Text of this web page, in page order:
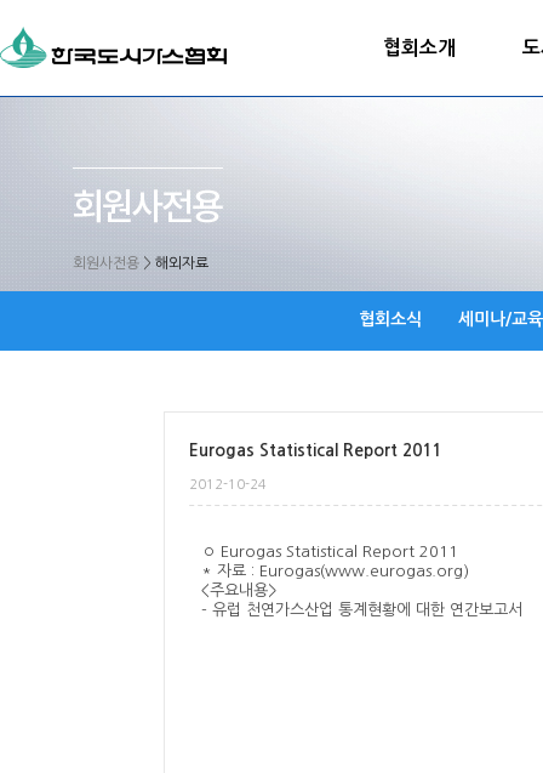
협회소개
회원사전용 > 해외자료
협회소식 세미나/교육
Eurogas Statistical Report 2011
2012-10-24
◦ Eurogas Statistical Report 2011
* 자료 : Eurogas(www.eurogas.org)
<주요내용>
- 유럽 천연가스산업 통계현황에 대한 연간보고서